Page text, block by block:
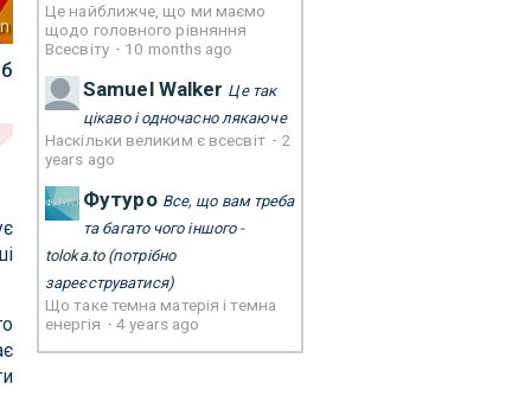
Це найближче, що ми маємо
щодо головного рівняння
Всесвіту · 10 months ago
Samuel Walker Це так
цікаво і одночасно лякаюче
Наскільки великим є всесвіт · 2
years ago
Футуро Все, що вам треба
та багато чого іншого -
toloka.to(потрібно
зареєструватися)
Що таке темна матерія і темна
енергія ·4 years ago